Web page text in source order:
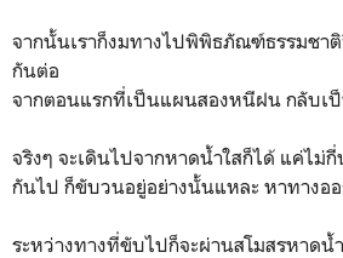
จากนั้นเราก็งมทางไปพิพิธภัณฑ์ธรรมชาติ
กันต่อ
จากตอนแรกที่เป็นแผนสองหนีฝน กลับ
จริงๆ จะเดินไปจากหาดน้ำใสก็ได้ แค่ไม่
กันไป ก็ขับวนอยู่อย่างนั้นแหละ หาทาง
ระหว่างทางที่ขับไปก็จะผ่านสโมสรหาด